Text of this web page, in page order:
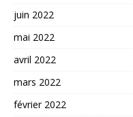
juin 2022
mai 2022
avril 2022
mars 2022
février 2022